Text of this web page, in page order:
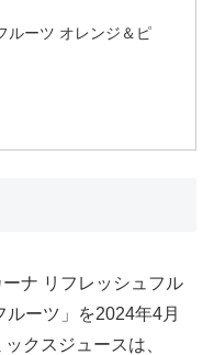
ルーツ オレンジ＆ピ
ナ リフレッシュフル
ーツ」を2024年4月
クスジュースは、